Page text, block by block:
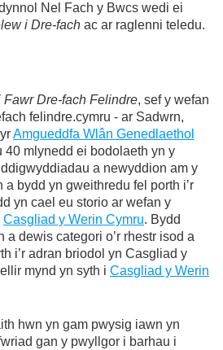
Nel Fach y Bwcs wedi ei
i Dre-fach ac ar raglenni teledu.
Fawr Dre-fach Felindre, sef y wefan
felindre.cymru - ar Sadwrn,
Amgueddfa Wlân Genedlaethol
40 mlynedd ei bodolaeth yn y
a newyddion am y
a bydd yn gweithredu fel porth i’r
yn cael eu storio ar wefan y
Casgliad y Werin Cymru. Bydd
a dewis categori o’r rhestr isod a
i’r adran briodol yn Casgliad y
mynd yn syth i Casgliad y Werin
hwn yn gam pwysig iawn yn
gan y pwyllgor i barhau i